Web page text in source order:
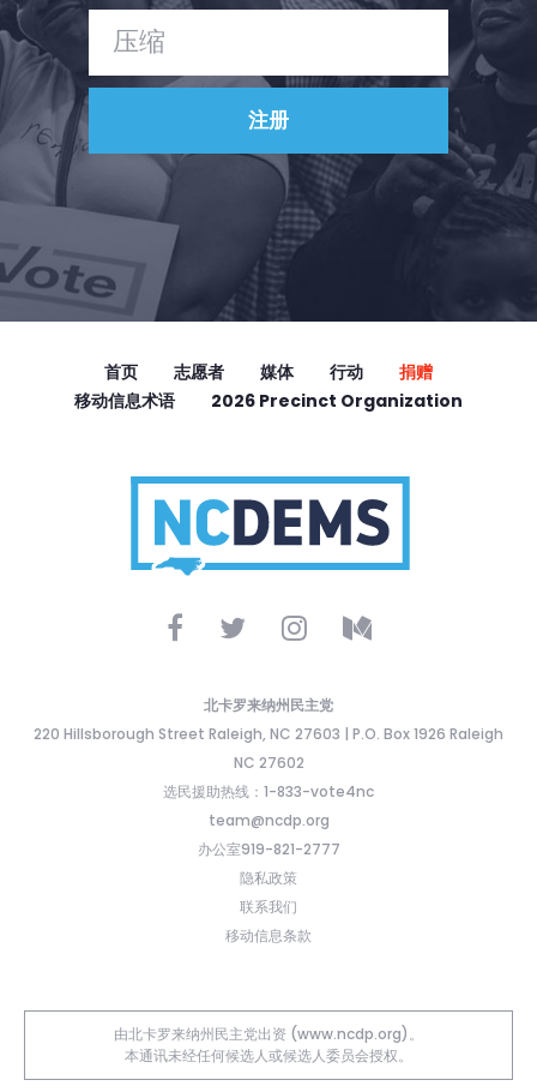
首页 志愿者 媒体 行动
捐赠
移动信息术语
2026 Precinct Organization
北卡罗来纳州民主党
220 Hillsborough Street Raleigh, NC 27603 | P.O. Box 1926 Raleigh
NC 27602
选民援助热线：1-833-vote4nc
team@ncdp.org
办公室919-821-2777
隐私政策
联系我们
移动信息条款
由北卡罗来纳州民主党出资 (www.ncdp.org)。
本通讯未经任何候选人或候选人委员会授权。